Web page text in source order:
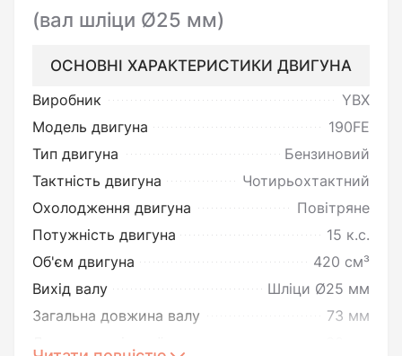
(вал шліци Ø25 мм)
ОСНОВНІ ХАРАКТЕРИСТИКИ ДВИГУНА
Виробник
YBX
Модель двигуна
190FE
Тип двигуна
Бензиновий
Тактність двигуна
Чотирьохтактний
Охолодження двигуна
Повітряне
Потужність двигуна
15 к.с.
Об'єм двигуна
420 см³
Вихід валу
Шліци Ø25 мм
Загальна довжина валу
73 мм